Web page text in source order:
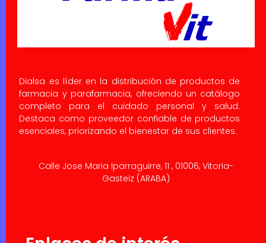
Dialsa es líder en la distribución de productos de
farmacia y parafarmacia, ofreciendo un catálogo
completo para el cuidado personal y salud.
Destaca como proveedor confiable de productos
esenciales, priorizando el bienestar de sus clientes.
Calle Jose Maria Iparraguirre, 11 , 01006, Vitoria-
Gasteiz (ARABA)